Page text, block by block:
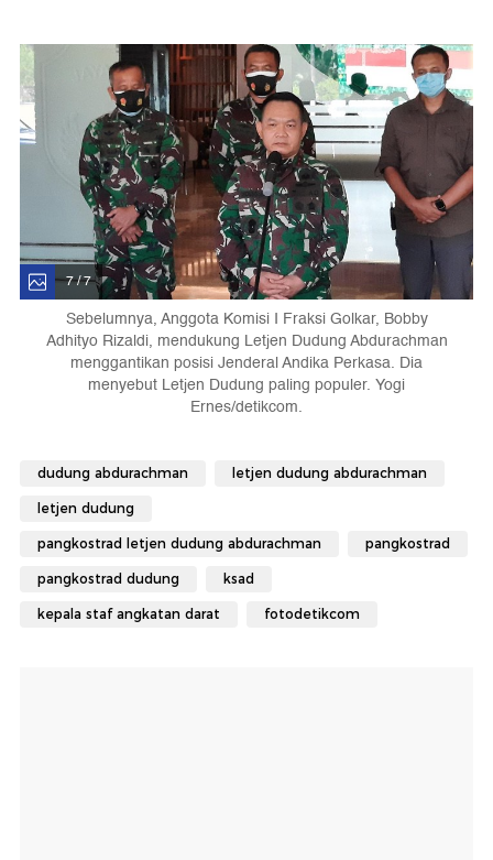
7 / 7
Sebelumnya, Anggota Komisi I Fraksi Golkar, Bobby
Adhityo Rizaldi, mendukung Letjen Dudung Abdurachman
menggantikan posisi Jenderal Andika Perkasa. Dia
menyebut Letjen Dudung paling populer. Yogi
Ernes/detikcom.
dudung abdurachman letjen dudung abdurachman
letjen dudung
pangkostrad letjen dudung abdurachman pangkostrad
pangkostrad dudung ksad
kepala staf angkatan darat fotodetikcom